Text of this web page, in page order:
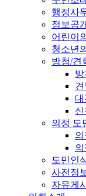
행정사
정보공
어린이
청소년
방청/견
방
견
대
신
의정 도
도민인
사전정
자유게